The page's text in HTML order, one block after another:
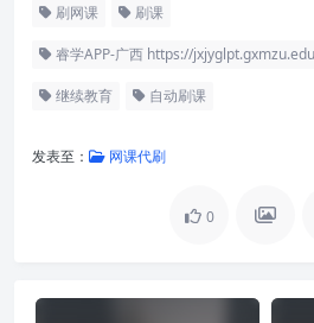
刷网课 刷课
睿学APP-广西 https://
继续教育 自动刷课
发表至： 网课代刷
0